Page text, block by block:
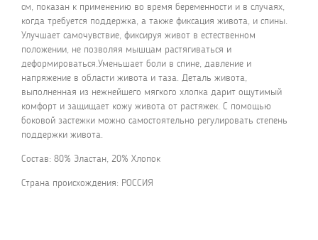
см, показан к применению во время беременности и в случаях,
когда требуется поддержка, а также фиксация живота, и спины.
Улучшает самочувствие, фиксируя живот в естественном
положении, не позволяя мышцам растягиваться и
деформироваться.Уменьшает боли в спине, давление и
напряжение в области живота и таза. Деталь живота,
выполненная из нежнейшего мягкого хлопка дарит ощутимый
комфорт и защищает кожу живота от растяжек. С помощью
боковой застежки можно самостоятельно регулировать степень
поддержки живота.
Состав: 80% Эластан, 20% Хлопок
Страна происхождения: РОССИЯ